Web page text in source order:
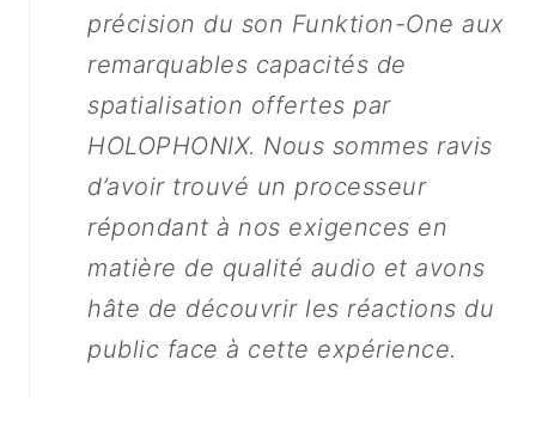
précision du son Funktion-One aux
remarquables capacités de
spatialisation offertes par
HOLOPHONIX. Nous sommes ravis
d’avoir trouvé un processeur
répondant à nos exigences en
matière de qualité audio et avons
hâte de découvrir les réactions du
public face à cette expérience.